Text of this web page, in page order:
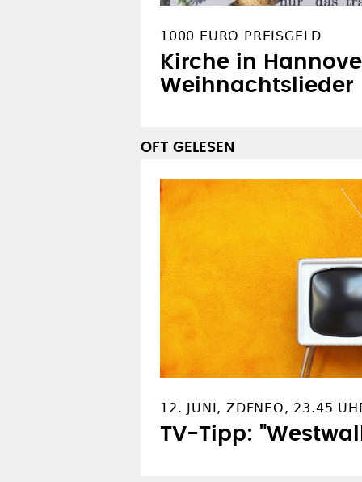
1000 EURO PREISGELD
Kirche in
Weihnachtslieder
OFT GELESEN
12. JUNI, ZDFNEO, 23.45
TV-Tipp: